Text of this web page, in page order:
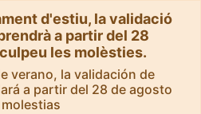
d'estiu, la validació
a partir del 28
les molèsties.
verano, la validación de
a partir del 28 de agosto